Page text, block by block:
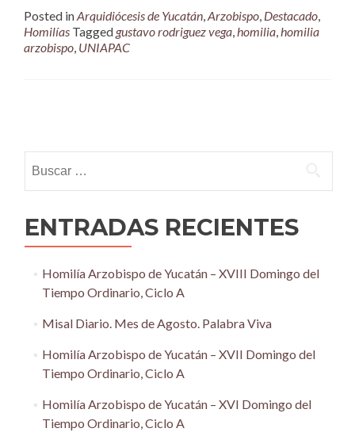
Posted inArquidiócesis de Yucatán,Arzobispo, Destacado,
Homilías Tagged gustavo rodriguez vega,homilia,homilia
arzobispo, UNIAPAC
navigation
ENTRADAS RECIENTES
Homilía Arzobispo de Yucatán – XVIII Domingo del
Tiempo Ordinario, Ciclo A
Misal Diario. Mes de Agosto. Palabra Viva
Homilía Arzobispo de Yucatán – XVII Domingo del
Tiempo Ordinario, Ciclo A
Homilía Arzobispo de Yucatán – XVI Domingo del
Tiempo Ordinario, Ciclo A